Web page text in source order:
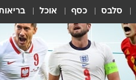
סלבס כסף אוכל